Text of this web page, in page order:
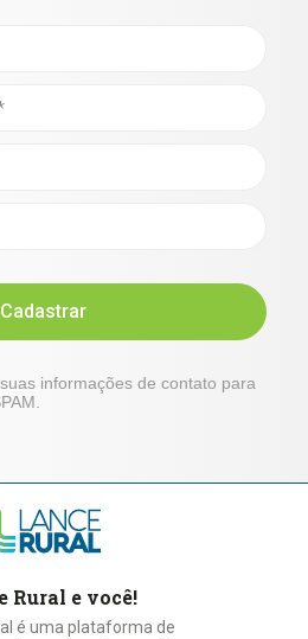
Cadastrar
informações de contato para
Rural e você!
é uma plataforma de